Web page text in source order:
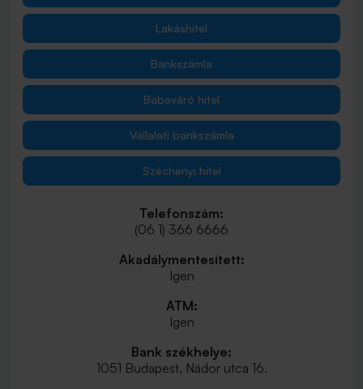
Lakáshitel
Bankszámla
Babaváró hitel
Vállalati bankszámla
Széchenyi hitel
Telefonszám:
(06 1) 366 6666
Akadálymentesített:
Igen
ATM:
Igen
Bank székhelye:
1051 Budapest, Nádor utca 16.